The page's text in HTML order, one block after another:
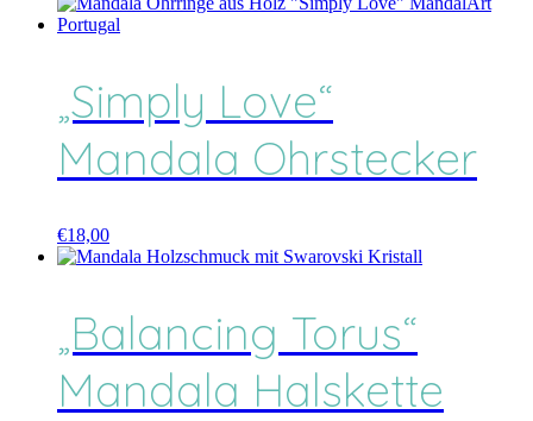
„Simply Love“
Mandala Ohrstecker
€18,00
„Balancing Torus“
Mandala Halskette